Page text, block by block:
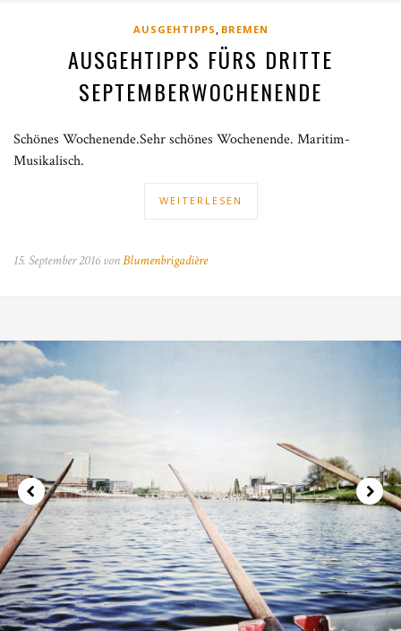
AUSGEHTIPPS , BREMEN
AUSGEHTIPPS FÜRS DRITTE
SEPTEMBERWOCHENENDE
Schönes Wochenende.Sehr schönes Wochenende. Maritim-
Musikalisch.
WEITERLESEN
15. September 2016 vonBlumenbrigadière